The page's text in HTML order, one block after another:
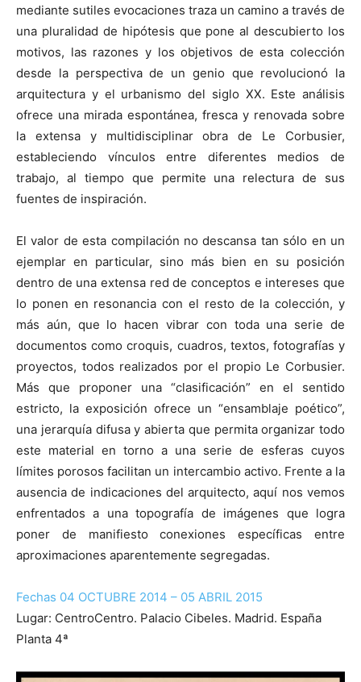
mediante sutiles evocaciones traza un camino a través de
una pluralidad de hipótesis que pone al descubierto los
motivos, las razones y los objetivos de esta colección
desde la perspectiva de un genio que revolucionó la
arquitectura y el urbanismo del siglo XX. Este análisis
ofrece una mirada espontánea, fresca y renovada sobre
la extensa y multidisciplinar obra de Le Corbusier,
estableciendo vínculos entre diferentes medios de
trabajo, al tiempo que permite una relectura de sus
fuentes de inspiración.
El valor de esta compilación no descansa tan sólo en un
ejemplar en particular, sino más bien en su posición
dentro de una extensa red de conceptos e intereses que
lo ponen en resonancia con el resto de la colección, y
más aún, que lo hacen vibrar con toda una serie de
documentos como croquis, cuadros, textos, fotografías y
proyectos, todos realizados por el propio Le Corbusier.
Más que proponer una “clasificación” en el sentido
estricto, la exposición ofrece un “ensamblaje poético”,
una jerarquía difusa y abierta que permita organizar todo
este material en torno a una serie de esferas cuyos
límites porosos facilitan un intercambio activo. Frente a la
ausencia de indicaciones del arquitecto, aquí nos vemos
enfrentados a una topografía de imágenes que logra
poner de manifiesto conexiones específicas entre
aproximaciones aparentemente segregadas.
Fechas 04 OCTUBRE 2014 – 05 ABRIL 2015
Lugar: CentroCentro. Palacio Cibeles. Madrid. España
Planta 4ª